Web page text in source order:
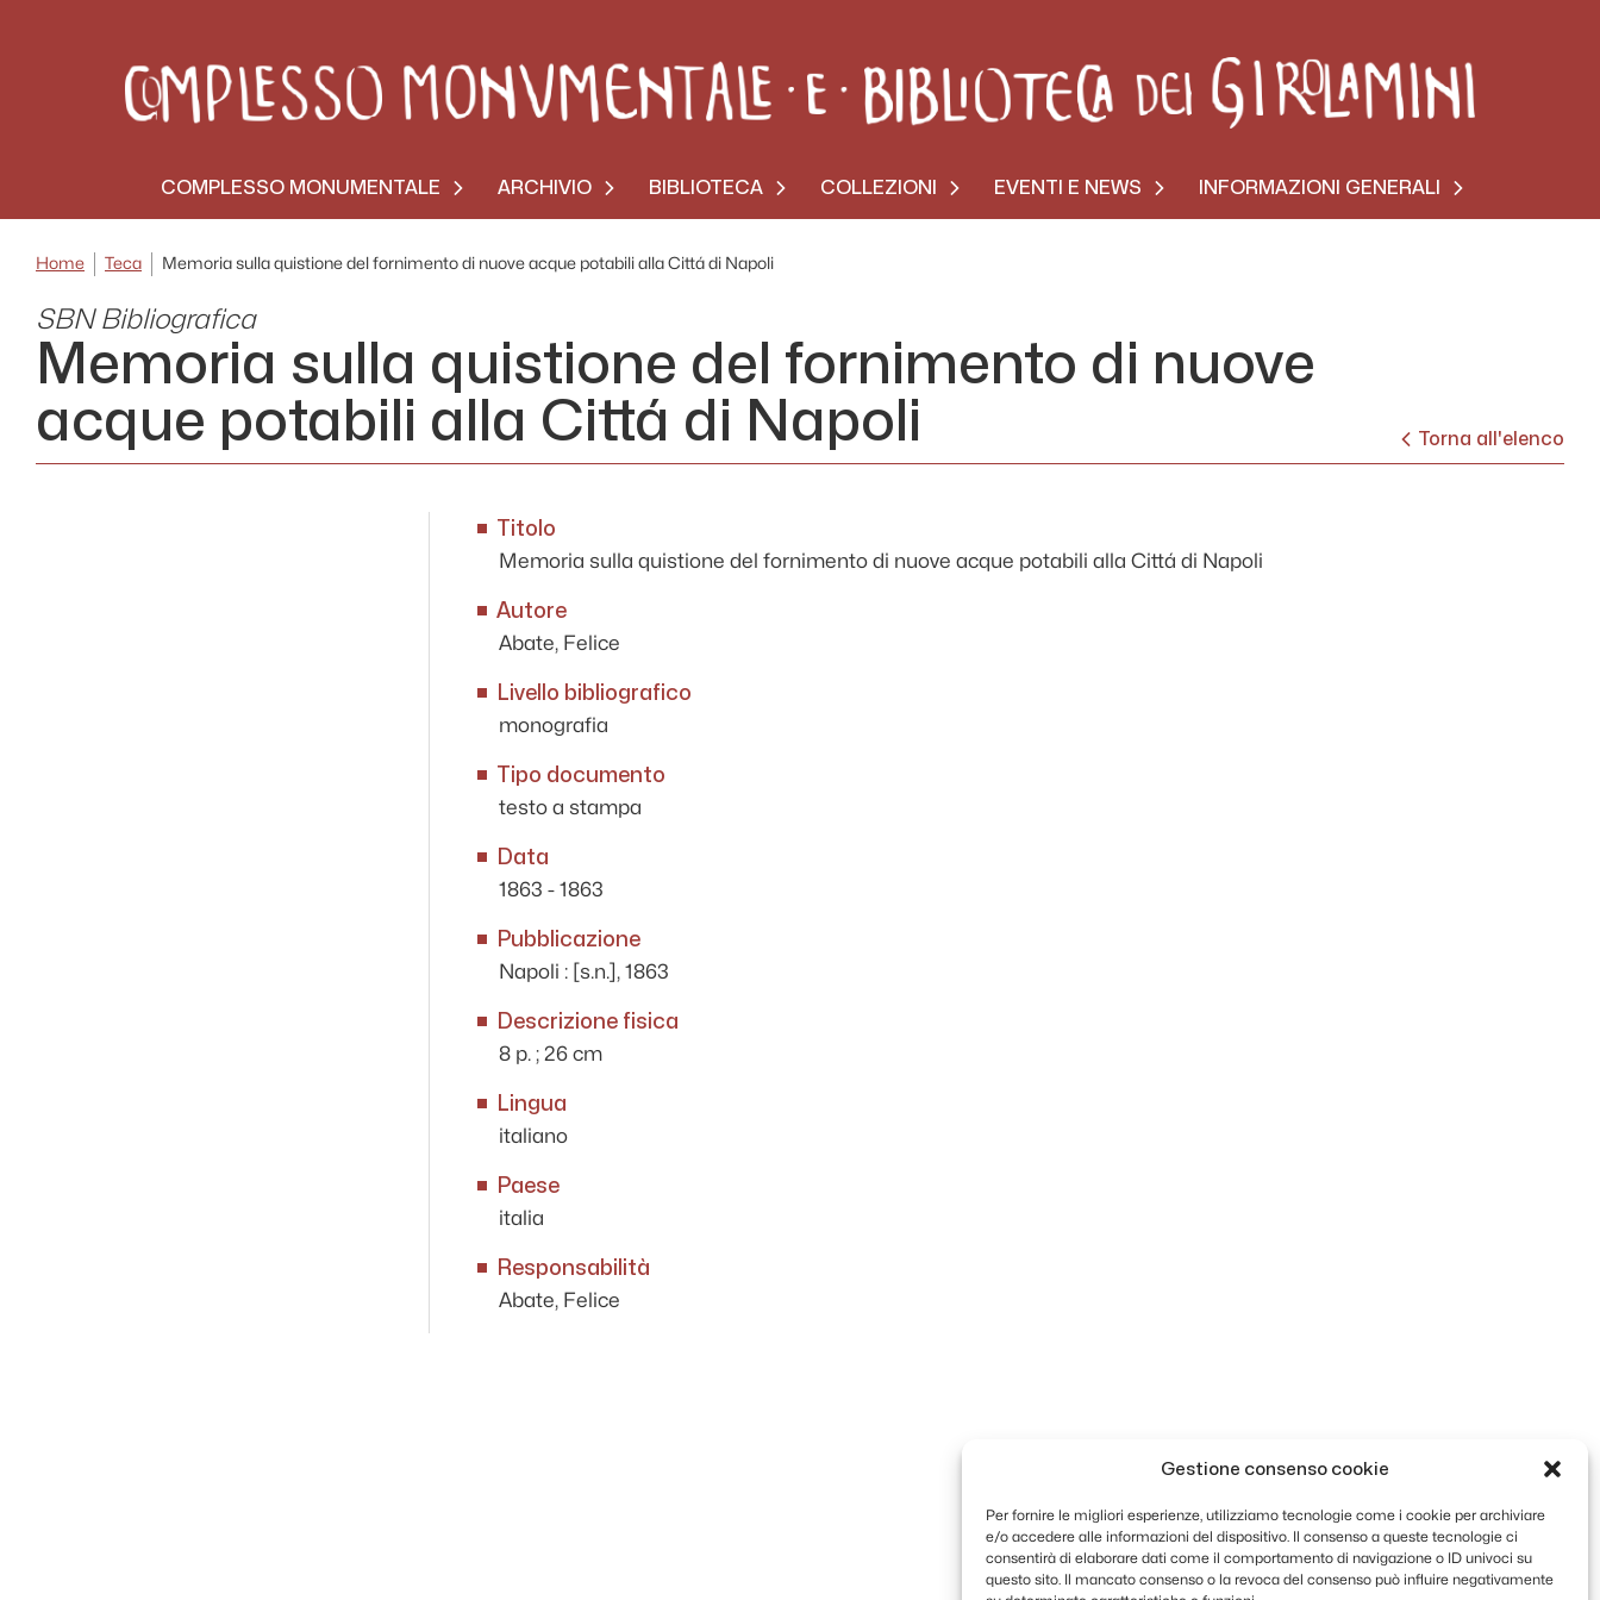
Gestione consenso cookie
Per fornire le migliori esperienze, utilizziamo tecnologie come i cookie per archiviare
e/o accedere alle informazioni del dispositivo. Il consenso a queste tecnologie ci
consentirà di elaborare dati come il comportamento di navigazione o ID univoci su
questo sito. Il mancato consenso o la revoca del consenso può influire negativamente
COMPLESSO MONUMENTALE ARCHIVIO BIBLIOTECA COLLEZIONI EVENTI E NEWS INFORMAZIONI GENERALI
Home Teca Memoria sulla quistione del fornimento di nuove acque potabili alla Cittá di Napoli
SBN Bibliografica
Memoria sulla quistione del fornimento di nuove
acque potabili alla Cittá di Napoli
Torna all'elenco
Titolo
Memoria sulla quistione del fornimento di nuove acque potabili alla Cittá di Napoli
Autore
Abate, Felice
Livello bibliografico
monografia
Tipo documento
testo a stampa
Data
1863 - 1863
Pubblicazione
Napoli : [s.n.], 1863
Descrizione fisica
8 p. ; 26 cm
Lingua
italiano
Paese
italia
Responsabilità
Abate, Felice